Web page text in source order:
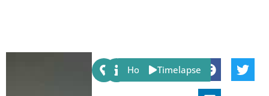
Share:
Host Timelapse